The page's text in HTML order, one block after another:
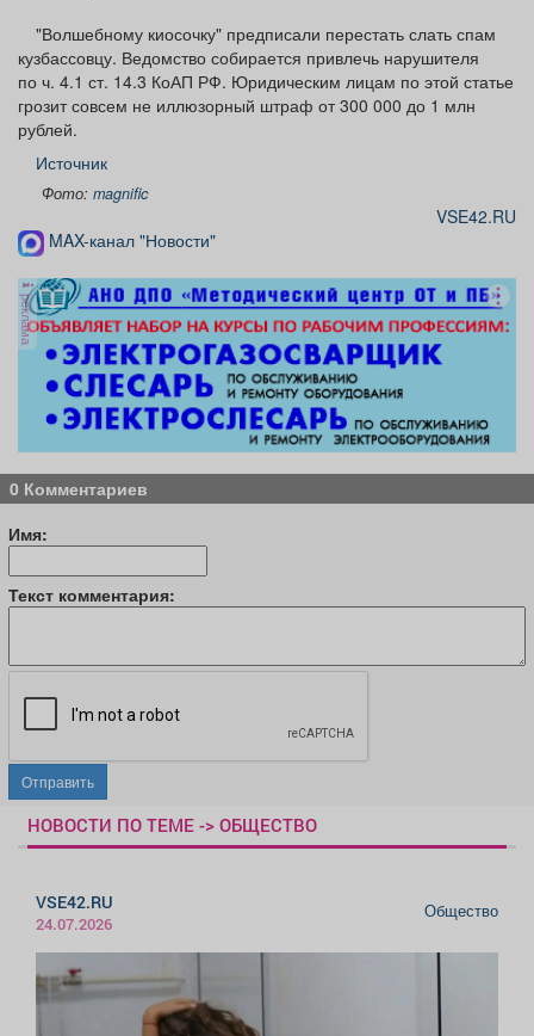
"Волшебному киосочку" предписали перестать слать спам
кузбассовцу. Ведомство собирается привлечь нарушителя
по ч. 4.1 ст. 14.3 КоАП РФ. Юридическим лицам по этой статье
грозит совсем не иллюзорный штраф от 300 000 до 1 млн
рублей.
Источник
Фото: magnific
VSE42.RU
MAX-канал "Новости"
реклама
0 Комментариев
Имя:
Текст комментария:
Отправить
НОВОСТИ ПО ТЕМЕ -> ОБЩЕСТВО
VSE42.RU
24.07.2026
Общество